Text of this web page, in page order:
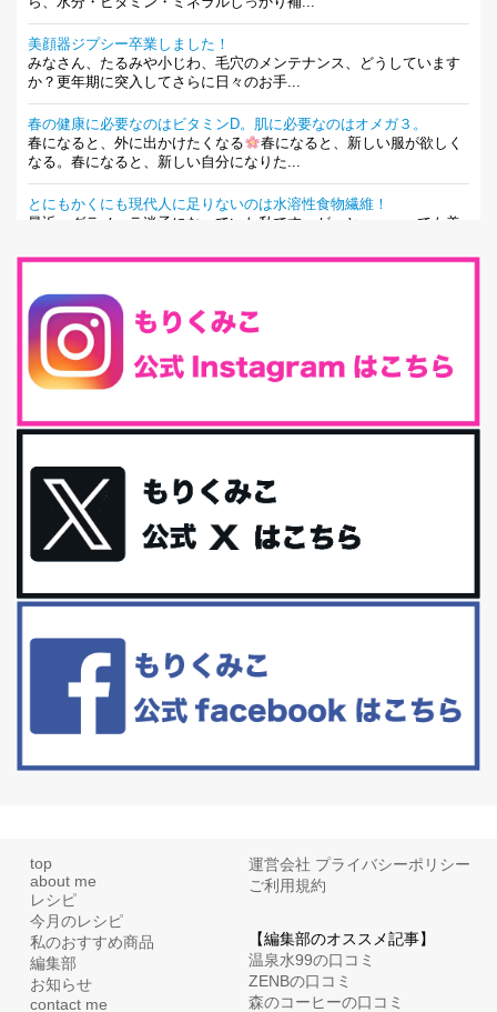
美顔器ジプシー卒業しました！
みなさん、たるみや小じわ、毛穴のメンテナンス、どうしています
か？更年期に突入してさらに日々のお手...
春の健康に必要なのはビタミンD。肌に必要なのはオメガ３。
春になると、外に出かけたくなる
春になると、新しい服が欲しく
なる。春になると、新しい自分になりた...
とにもかくにも現代人に足りないのは水溶性食物繊維！
最近、グラノーラ迷子になっていた私です。が、と〜〜〜っても美
腸内環境を整えることは、健康維持の中でいっちばん大事！だと私
は思っています。 ヒトの免...
iHerb特大セール終了間近！みんな何買う？
最近お風呂上がりの炭酸水をシリカシリカにしているんだけど確か
今回は、最近毎回定期的に購入している「楽天ふるさと納税」の返
礼品トップ５を紹介します。今までいろ...
更年期を穏やかに乗りきるために今できる５つのこと。
アラフィフからの体と心の整え方。 私も気づけばアラフィフ、これ
といった更年期症状はまだ...
白髪・美容・免疫力、現代人に足りないのは海藻！
リーブオイルorごま油をたらす。&n...
top
about me
レシピ
今月のレシピ
私のおすすめ商品
編集部
お知らせ
contact me
運営会社 プライバシーポリシー
ご利用規約
【編集部のオススメ記事】
温泉水99の口コミ
ZENBの口コミ
森のコーヒーの口コミ